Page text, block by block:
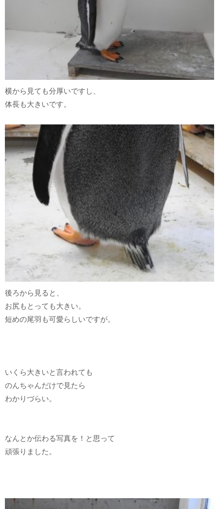
横から見ても分厚いですし、
体長も大きいです。
後ろから見ると、
お尻もとっても大きい。
短めの尾羽も可愛らしいですが。
いくら大きいと言われても
のんちゃんだけで見たら
わかりづらい。
なんとか伝わる写真を！と思って
頑張りました。